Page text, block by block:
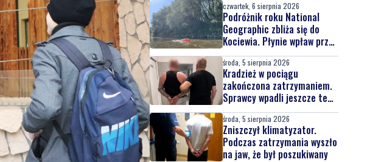
czwartek, 6 sierpnia 2026
Podróżnik roku National
Geographic zbliża się do
Kociewia. Płynie wpław przez
całą Wisłę
środa, 5 sierpnia 2026
Kradzież w pociągu
zakończona zatrzymaniem.
Sprawcy wpadli jeszcze tego
samego dnia
środa, 5 sierpnia 2026
Zniszczył klimatyzator.
Podczas zatrzymania wyszło
na jaw, że był poszukiwany